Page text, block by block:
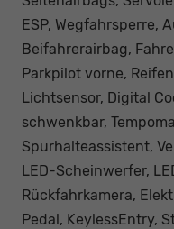
ESP, Wegfahrsperre,
Beifahrerairbag,
Parkpilot vorne,
Lichtsensor, Digital
schwenkbar,
Spurhalteassistent,
LED-Scheinwerfer,
Rückfahrkamera,
Pedal, KeylessEntry,